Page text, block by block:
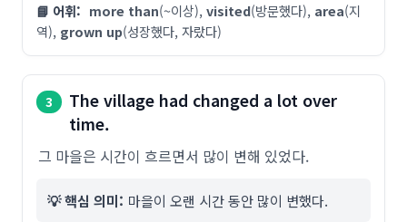
📘 어휘: more than(~이상), visited(방문했다), area(지
역), grown up(성장했다, 자랐다)
3
The village had changed a lot over
time.
그 마을은 시간이 흐르면서 많이 변해 있었다.
💡 핵심 의미: 마을이 오랜 시간 동안 많이 변했다.